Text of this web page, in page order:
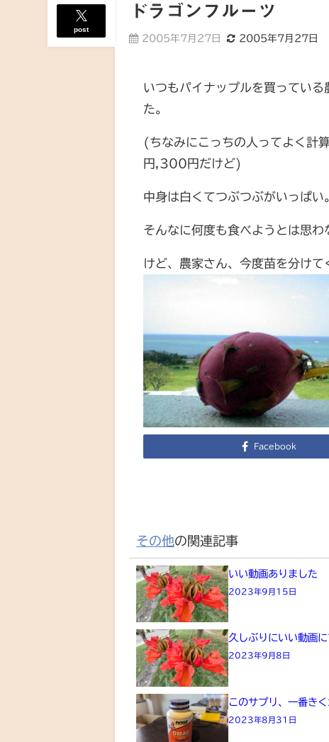
post
ドラゴンフルーツ
2005年7月27日 2005年7月27日
いつもパイナップルを買っている
た。
(ちなみにこっちの人ってよく計
円,300円だけど)
中身は白くてつぶつぶがいっぱい
そんなに何度も食べようとは思わ
けど、農家さん、今度苗を分けて
Facebook
その他の関連記事
いい動画ありました
2023年9月15日
久しぶりにいい動画
2023年9月8日
このサプリ、一番き
2023年8月31日